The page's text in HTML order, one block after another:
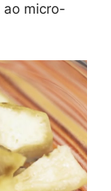
ao micro-